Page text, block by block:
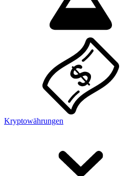
Kryptowährungen